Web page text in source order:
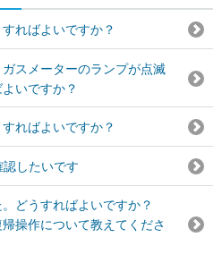
ればよいですか？
スメーターのランプが点滅
いですか？
ればよいですか？
したいです
どうすればよいですか？
帰操作について教えてくださ